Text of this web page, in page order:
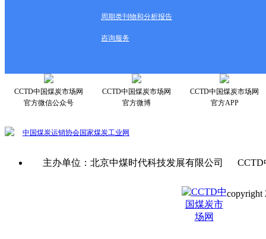
周期类刊物和分析报告
咨询服务
CCTD中国煤炭市场网
官方微信公众号
CCTD中国煤炭市场网
官方微博
CCTD中国煤炭市场网
官方APP
中国煤炭运销协会国家煤炭工业网
主办单位：北京中煤时代科技发展有限公司
copyright